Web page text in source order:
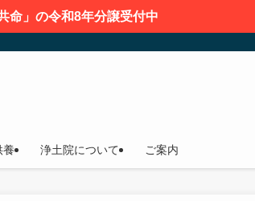
命」の令和8年分譲受付中
養 浄土院について ご案内